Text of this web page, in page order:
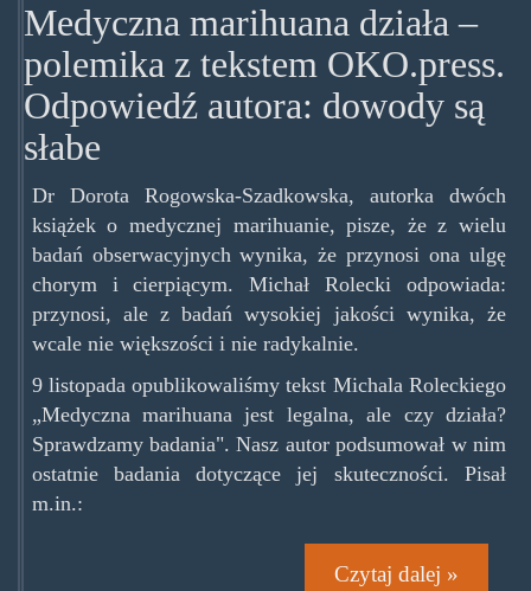
Medyczna marihuana działa –
polemika z tekstem OKO.press.
Odpowiedź autora: dowody są
słabe
Dr Dorota Rogowska-Szadkowska, autorka dwóch
książek o medycznej marihuanie, pisze, że z wielu
badań obserwacyjnych wynika, że przynosi ona ulgę
chorym i cierpiącym. Michał Rolecki odpowiada:
przynosi, ale z badań wysokiej jakości wynika, że
wcale nie większości i nie radykalnie.
9 listopada opublikowaliśmy tekst Michala Roleckiego
„Medyczna marihuana jest legalna, ale czy działa?
Sprawdzamy badania". Nasz autor podsumował w nim
ostatnie badania dotyczące jej skuteczności. Pisał
m.in.:
Czytaj dalej »